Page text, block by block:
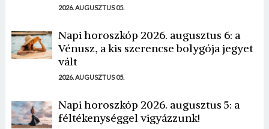
2026. AUGUSZTUS 05.
Napi horoszkóp 2026. augusztus 6: a
Vénusz, a kis szerencse bolygója jegyet
vált
2026. AUGUSZTUS 05.
Napi horoszkóp 2026. augusztus 5: a
féltékenységgel vigyázzunk!